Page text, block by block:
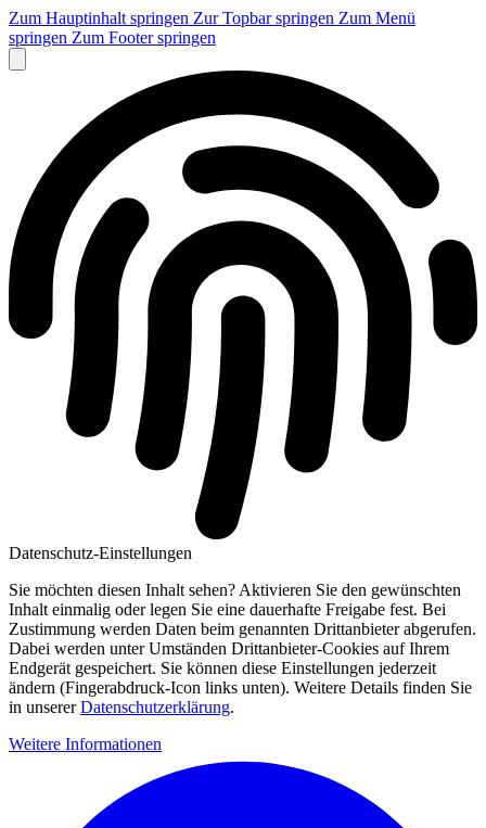
Zum Hauptinhalt springen Zur Topbar springen Zum Menü
springen Zum Footer springen
Datenschutz-Einstellungen
Sie möchten diesen Inhalt sehen? Aktivieren Sie den gewünschten
Inhalt einmalig oder legen Sie eine dauerhafte Freigabe fest. Bei
Zustimmung werden Daten beim genannten Drittanbieter abgerufen.
Dabei werden unter Umständen Drittanbieter-Cookies auf Ihrem
Endgerät gespeichert. Sie können diese Einstellungen jederzeit
ändern (Fingerabdruck-Icon links unten). Weitere Details finden Sie
in unsererDatenschutzerklärung.
Weitere Informationen